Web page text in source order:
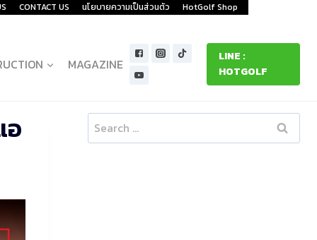
CONTACT US นโยบายความเป็นส่วนตัว HotGolf Shop
MAGAZINE
LINE :
HOTGOLF
อ
Search
for: